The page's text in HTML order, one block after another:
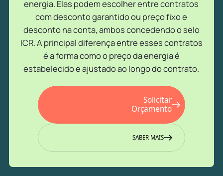
energia. Elas podem escolher entre contratos
com desconto garantido ou preço fixo e
desconto na conta, ambos concedendo o selo
ICR. A principal diferença entre esses contratos
é a forma como o preço da energia é
estabelecido e ajustado ao longo do contrato.
Solicitar
Orçamento
SABER MAIS